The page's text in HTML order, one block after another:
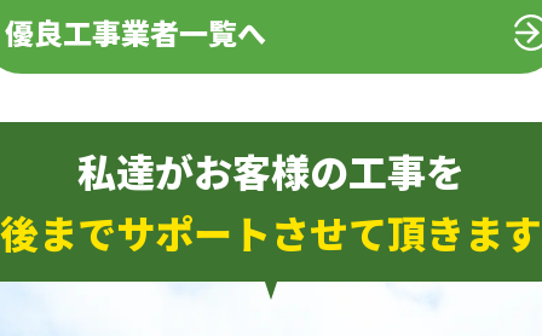
優良工事業者一覧へ
私達がお客様の工事を
までサポートさせて頂きま